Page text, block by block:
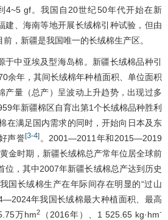
4~5 gf。我国自20世纪50年代开始在新
建、海南等地开展长绒棉引种试验，但由
，新疆是我国唯一的长绒棉生产区。
于中亚埃及型海岛棉。新疆长绒棉品种引
余年，其间长绒棉年种植面积、单位面积
产量（总产）呈波动上升趋势，出现过多
年新疆棉区自育出第1个长绒棉品种胜利
在满足国内需求的同时，开始向日本及东
声誉[3-4] 。2001―2011年和2015―2019
金时期，新疆长绒棉总产常年位居全球前
位，其中2007年新疆长绒棉总产达到历史
国长绒棉生产在年际间存在明显的“过山
年我国长绒棉最大种植面积、最高
万hm2 （2016年）、1 525.65 kg·hm-